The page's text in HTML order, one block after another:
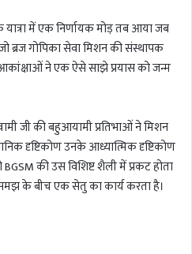
में एक निर्णायक मोड़ तब आया जब
ब्रज गोपिका सेवा मिशन की संस्थापक
ने एक ऐसे साझे प्रयास को जन्म
जी की बहुआयामी प्रतिभाओं ने मिशन
दृष्टिकोण उनके आध्यात्मिक दृष्टिकोण
की उस विशिष्ट शैली में प्रकट होता
के बीच एक सेतु का कार्य करता है।